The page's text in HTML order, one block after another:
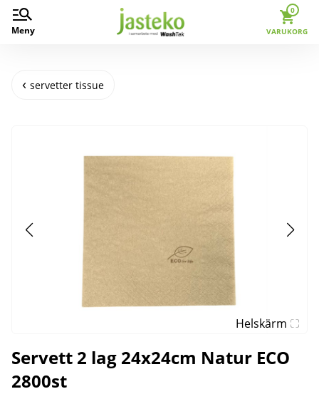
Meny
0
VARUKORG
servetter tissue
Helskärm
Servett 2 lag 24x24cm Natur ECO
2800st